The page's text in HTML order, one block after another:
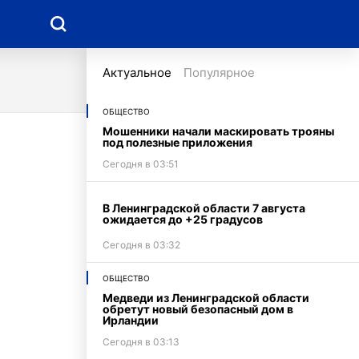
Актуальное Популярное
ОБЩЕСТВО
Мошенники начали маскировать трояны
под полезные приложения
Сегодня в 03:51
В Ленинградской области 7 августа
ожидается до +25 градусов
Сегодня в 03:32
ОБЩЕСТВО
Медведи из Ленинградской области
обретут новый безопасный дом в
Ирландии
Сегодня в 03:13